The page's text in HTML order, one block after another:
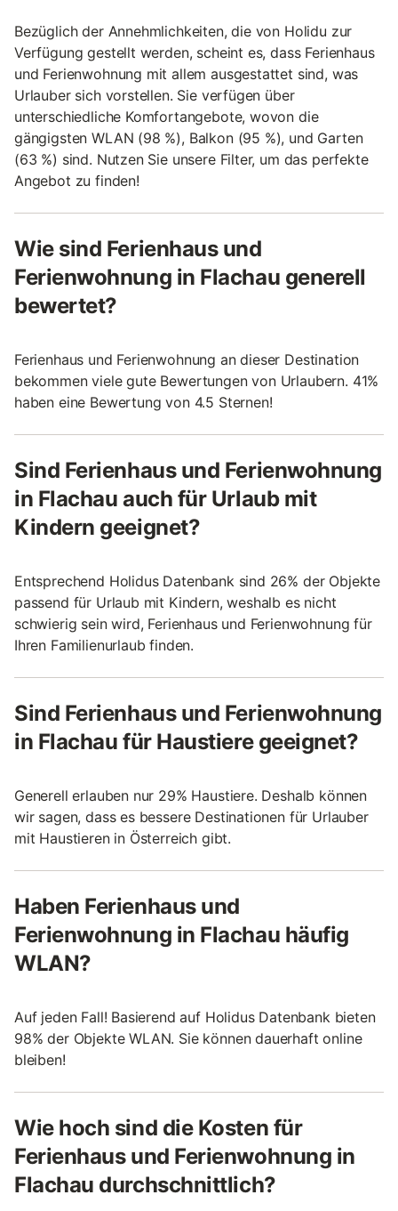
Bezüglich der Annehmlichkeiten, die von Holidu zur
Verfügung gestellt werden, scheint es, dass Ferienhaus
und Ferienwohnung mit allem ausgestattet sind, was
Urlauber sich vorstellen. Sie verfügen über
unterschiedliche Komfortangebote, wovon die
gängigsten WLAN (98 %), Balkon (95 %), und Garten
(63 %) sind. Nutzen Sie unsere Filter, um das perfekte
Angebot zu finden!
Wie sind Ferienhaus und
Ferienwohnung in Flachau generell
bewertet?
Ferienhaus und Ferienwohnung an dieser Destination
bekommen viele gute Bewertungen von Urlaubern. 41%
haben eine Bewertung von 4.5 Sternen!
Sind Ferienhaus und Ferienwohnung
in Flachau auch für Urlaub mit
Kindern geeignet?
Entsprechend Holidus Datenbank sind 26% der Objekte
passend für Urlaub mit Kindern, weshalb es nicht
schwierig sein wird, Ferienhaus und Ferienwohnung für
Ihren Familienurlaub finden.
Sind Ferienhaus und Ferienwohnung
in Flachau für Haustiere geeignet?
Generell erlauben nur 29% Haustiere. Deshalb können
wir sagen, dass es bessere Destinationen für Urlauber
mit Haustieren in Österreich gibt.
Haben Ferienhaus und
Ferienwohnung in Flachau häufig
WLAN?
Auf jeden Fall! Basierend auf Holidus Datenbank bieten
98% der Objekte WLAN. Sie können dauerhaft online
bleiben!
Wie hoch sind die Kosten für
Ferienhaus und Ferienwohnung in
Flachau durchschnittlich?